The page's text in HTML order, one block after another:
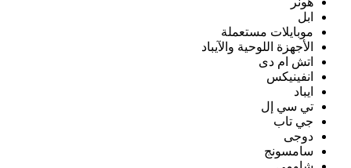
ابل
موبايلات مستعملة
الأجهزة اللوحية والآيباد
اتش ام دى
انفينيكس
ايباد
تي سي إل
جي تاب
دوجى
سامسونج